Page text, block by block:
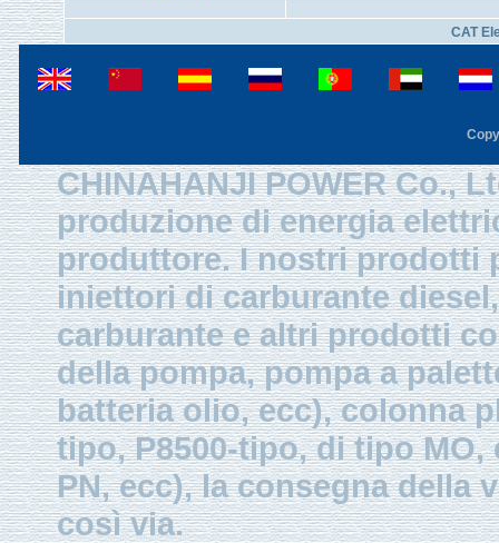
CAT
CHINAHANJI POWER Co.,
produzione di energia
produttore. I nostri prodotti
iniettori di carburante
carburante e altri prodotti
della pompa, pompa a
batteria olio, ecc), colonna
tipo, P8500-tipo, di tipo MO,
PN, ecc), la consegna della
così via.